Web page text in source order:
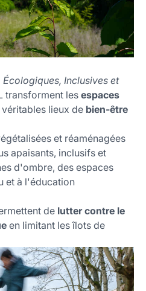
Inclusives et
transforment lesespaces
véritables lieux de bien-être
et réaménagées
apaisants, inclusifs et
d'ombre, des espaces
et à l'éducation
de lutter contre le
en limitant les îlots de